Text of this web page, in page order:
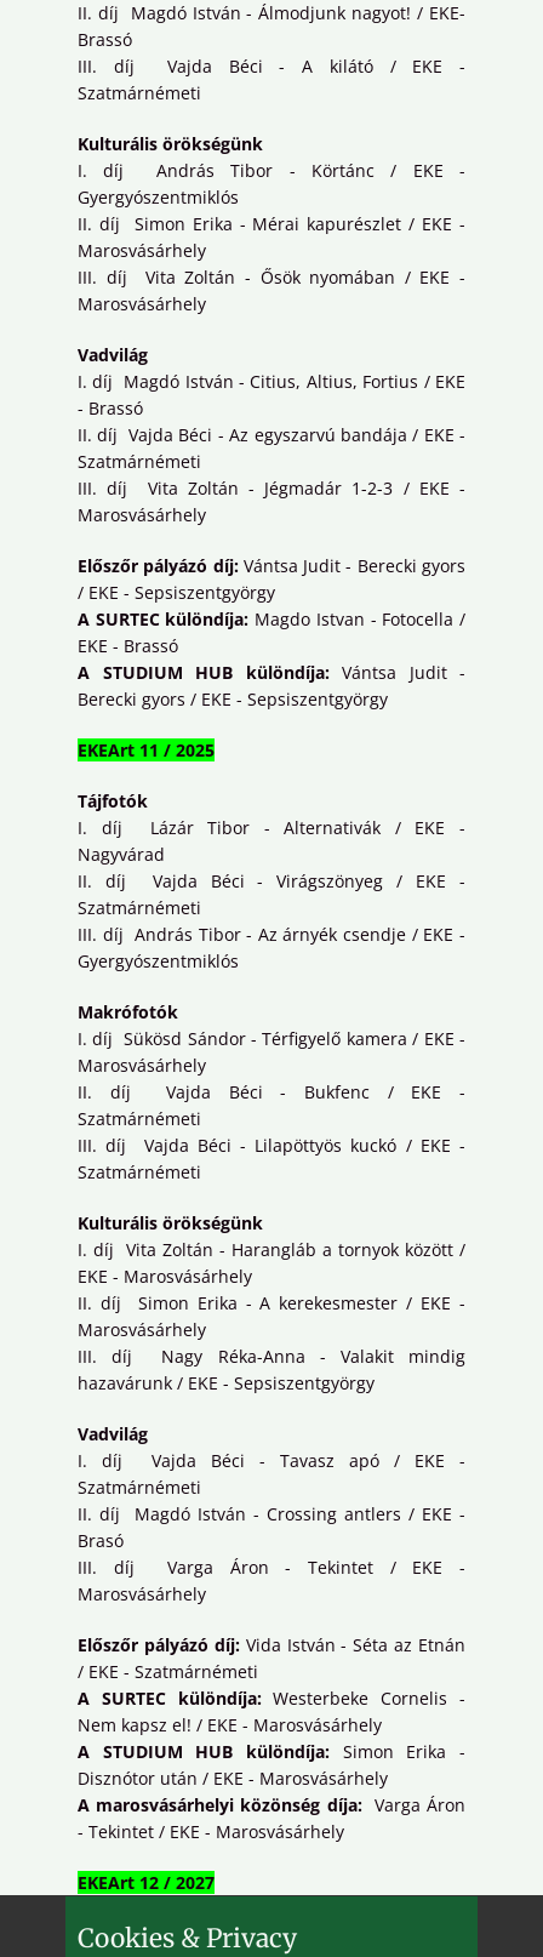
II. díj Magdó István - Álmodjunk nagyot! / EKE-
Brassó
III. díj Vajda Béci - A kilátó / EKE -
Szatmárnémeti
Kulturális örökségünk
I. díj András Tibor - Körtánc / EKE -
Gyergyószentmiklós
II. díj Simon Erika - Mérai kapurészlet / EKE -
Marosvásárhely
III. díj Vita Zoltán - Ősök nyomában / EKE -
Marosvásárhely
Vadvilág
I. díj Magdó István - Citius, Altius, Fortius / EKE
- Brassó
II. díj Vajda Béci - Az egyszarvú bandája / EKE -
Szatmárnémeti
III. díj Vita Zoltán - Jégmadár 1-2-3 / EKE -
Marosvásárhely
Előszőr pályázó díj:Vántsa Judit - Berecki gyors
/ EKE - Sepsiszentgyörgy
A SURTEC különdíja: Magdo Istvan - Fotocella /
EKE - Brassó
A STUDIUM HUB különdíja:Vántsa Judit -
Berecki gyors / EKE - Sepsiszentgyörgy
EKEArt 11 / 2025
Tájfotók
I. díj Lázár Tibor - Alternativák / EKE -
Nagyvárad
II. díj Vajda Béci - Virágszönyeg / EKE -
Szatmárnémeti
III. díj András Tibor - Az árnyék csendje / EKE -
Gyergyószentmiklós
Makrófotók
I. díj Sükösd Sándor - Térfigyelő kamera / EKE -
Marosvásárhely
II. díj Vajda Béci - Bukfenc / EKE -
Szatmárnémeti
III. díj Vajda Béci - Lilapöttyös kuckó / EKE -
Szatmárnémeti
Kulturális örökségünk
I. díj Vita Zoltán - Harangláb a tornyok között /
EKE - Marosvásárhely
II. díj Simon Erika - A kerekesmester / EKE -
Marosvásárhely
III. díj Nagy Réka-Anna - Valakit mindig
hazavárunk / EKE - Sepsiszentgyörgy
Vadvilág
I. díj Vajda Béci - Tavasz apó / EKE -
Szatmárnémeti
II. díj Magdó István - Crossing antlers / EKE -
Brasó
III. díj Varga Áron - Tekintet / EKE -
Marosvásárhely
Előszőr pályázó díj:Vida István - Séta az Etnán
/ EKE - Szatmárnémeti
A SURTEC különdíja:Westerbeke Cornelis -
Nem kapsz el! / EKE - Marosvásárhely
A STUDIUM HUB különdíja: Simon Erika -
Disznótor után / EKE - Marosvásárhely
A marosvásárhelyi közönség díja:Varga Áron
- Tekintet / EKE - Marosvásárhely
EKEArt 12 / 2027
Cookies & Privacy